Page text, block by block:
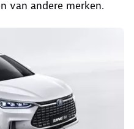
van andere merken.